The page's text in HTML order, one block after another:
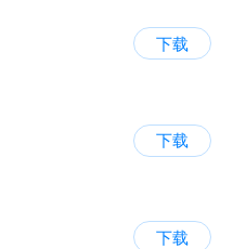
下载
下载
下载